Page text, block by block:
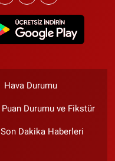
Hava Durumu
Puan Durumu ve Fikstür
Son Dakika Haberleri